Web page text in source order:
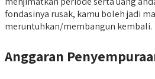
fondasinya rusak, kamu boleh jadi
meruntuhkan/membangun kembali.
Anggaran